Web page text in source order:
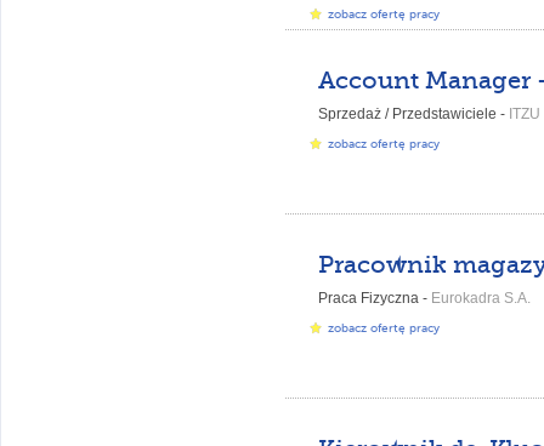
zobacz ofertę pracy
Sprzedaż / Przedstawiciele -
zobacz ofertę pracy
Pracownik
Praca Fizyczna - Eurokadra S.A.
zobacz ofertę pracy